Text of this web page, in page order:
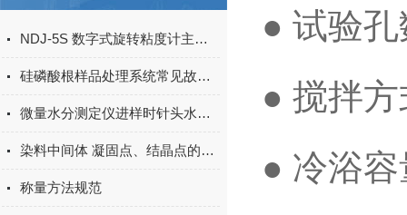
NDJ-5S 数字式旋转粘度计主要特点
硅磷酸根样品处理系统常见故障及处理方法
微量水分测定仪进样时针头水分对测试结果的影响及解决方法
染料中间体 凝固点、结晶点的测定通用方法
称量方法规范
● 试验
● 搅拌
● 冷浴